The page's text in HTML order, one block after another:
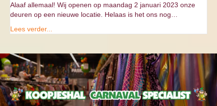
Alaaf allemaal! Wij openen op maandag 2 januari 2023 onze
deuren op een nieuwe locatie. Helaas is het ons nog…
Lees verder...